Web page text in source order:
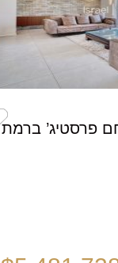
פרסטיג’ ברמת